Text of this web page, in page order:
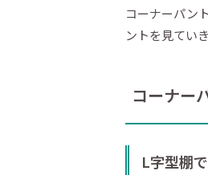
コーナーパン
ントを見てい
コーナー
L字型棚